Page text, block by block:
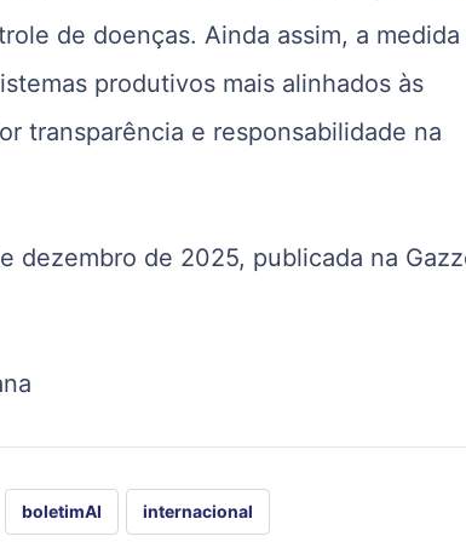
de doenças. Ainda assim, a medida
produtivos mais alinhados às
transparência e responsabilidade na
dezembro de 2025, publicada na
boletimAI internacional